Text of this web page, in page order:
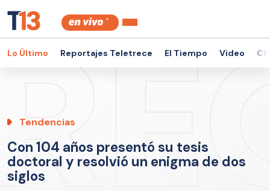
Lo Último Reportajes Teletrece El Tiempo Video
Tendencias
Con 104 años presentó su tesis
doctoral y resolvió un enigma de dos
siglos